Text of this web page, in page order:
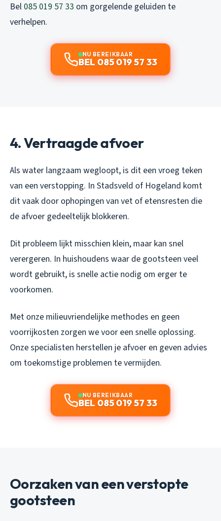
Bel 085 019 57 33 om gorgelende geluiden te
verhelpen.
NU BEREIKBAAR
BEL 085 019 57 33
4. Vertraagde afvoer
Als water langzaam wegloopt, is dit een vroeg teken
van een verstopping. In Stadsveld of Hogeland komt
dit vaak door ophopingen van vet of etensresten die
de afvoer gedeeltelijk blokkeren.
Dit probleem lijkt misschien klein, maar kan snel
verergeren. In huishoudens waar de gootsteen veel
wordt gebruikt, is snelle actie nodig om erger te
voorkomen.
Met onze milieuvriendelijke methodes en geen
voorrijkosten zorgen we voor een snelle oplossing.
Onze specialisten herstellen je afvoer en geven advies
om toekomstige problemen te vermijden.
NU BEREIKBAAR
BEL 085 019 57 33
Oorzaken van een verstopte
gootsteen